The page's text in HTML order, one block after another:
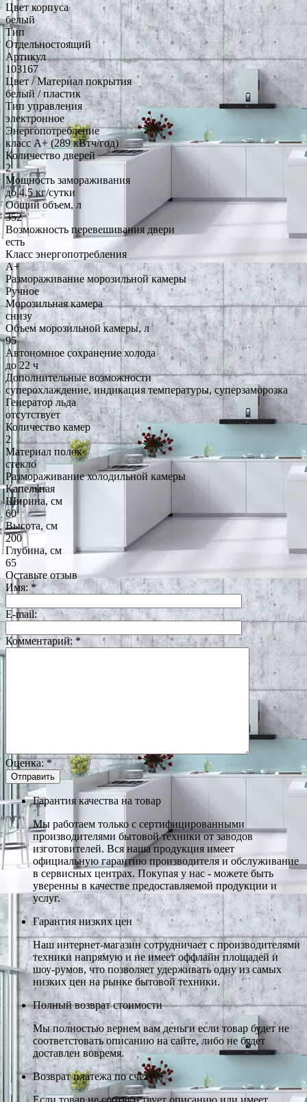
Цвет корпуса
белый
Тип
Отдельностоящий
Артикул
103167
Цвет / Материал покрытия
белый / пластик
Тип управления
электронное
Энергопотребление
класс A+ (289 кВтч/год)
Количество дверей
2
Мощность замораживания
до 4.5 кг/cутки
Общий объем, л
352
Возможность перевешивания двери
есть
Класс энергопотребления
A+
Размораживание морозильной камеры
Ручное
Морозильная камера
снизу
Объем морозильной камеры, л
95
Автономное сохранение холода
до 22 ч
Дополнительные возможности
суперохлаждение, индикация температуры, суперзаморозка
Генератор льда
отсутствует
Количество камер
2
Материал полок
стекло
Размораживание холодильной камеры
Капельная
Ширина, см
60
Высота, см
200
Глубина, см
65
Оставьте отзыв
Имя:*
E-mail:
Комментарий:*
Оценка:*
Гарантия качества на товар
Мы работаем только с сертифицированными
производителями бытовой техники от заводов
изготовителей. Вся наша продукция имеет
официальную гарантию производителя и обслуживание
в сервисных центрах. Покупая у нас - можете быть
уверенны в качестве предоставляемой продукции и
услуг.
Гарантия низких цен
Наш интернет-магазин сотрудничает с производителями
техники напрямую и не имеет оффлайн площадей и
шоу-румов, что позволяет удерживать одну из самых
низких цен на рынке бытовой техники.
Полный возврат стоимости
Мы полностью вернем вам деньги если товар будет не
соответстовать описанию на сайте, либо не будет
доставлен вовремя.
Возврат платежа по счету
Если товар не соотвутствует описанию или имеет